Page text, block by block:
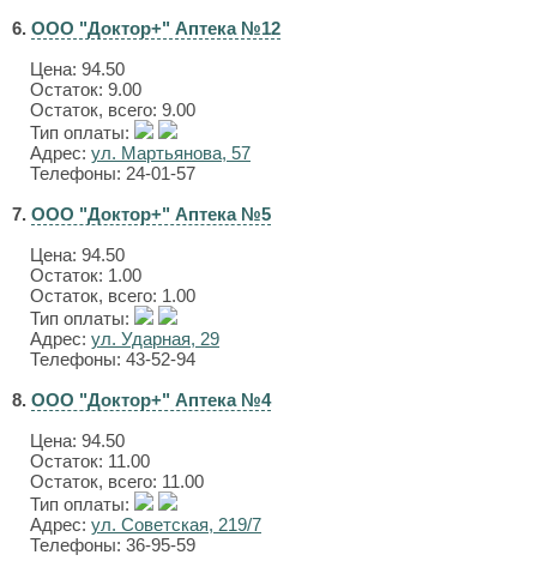
6. ООО "Доктор+" Аптека №12
Цена: 94.50
Остаток: 9.00
Остаток, всего: 9.00
Тип оплаты:
Адрес: ул. Мартьянова, 57
Телефоны: 24-01-57
7. ООО "Доктор+" Аптека №5
Цена: 94.50
Остаток: 1.00
Остаток, всего: 1.00
Тип оплаты:
Адрес: ул. Ударная, 29
Телефоны: 43-52-94
8. ООО "Доктор+" Аптека №4
Цена: 94.50
Остаток: 11.00
Остаток, всего: 11.00
Тип оплаты:
Адрес: ул. Советская, 219/7
Телефоны: 36-95-59